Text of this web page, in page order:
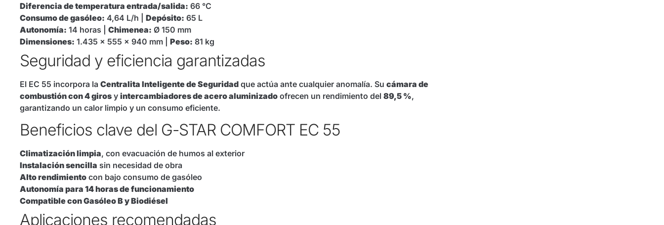
Diferencia de temperatura entrada/salida: 66 °C
Consumo de gasóleo: 4,64 L/h | Depósito: 65 L
Autonomía: 14 horas | Chimenea: Ø 150 mm
Dimensiones: 1.435 x 555 x 940 mm | Peso: 81 kg
Seguridad y eficiencia garantizadas
El EC 55 incorpora la Centralita Inteligente de Seguridad que actúa ante cualquier anomalía. Su cámara de
combustión con 4 giros y intercambiadores de acero aluminizado ofrecen un rendimiento del 89,5 %,
garantizando un calor limpio y un consumo eficiente.
Beneficios clave del G-STAR COMFORT EC 55
Climatización limpia, con evacuación de humos al exterior
Instalación sencilla sin necesidad de obra
Alto rendimiento con bajo consumo de gasóleo
Autonomía para 14 horas de funcionamiento
Compatible con Gasóleo B y Biodiésel
Aplicaciones recomendadas